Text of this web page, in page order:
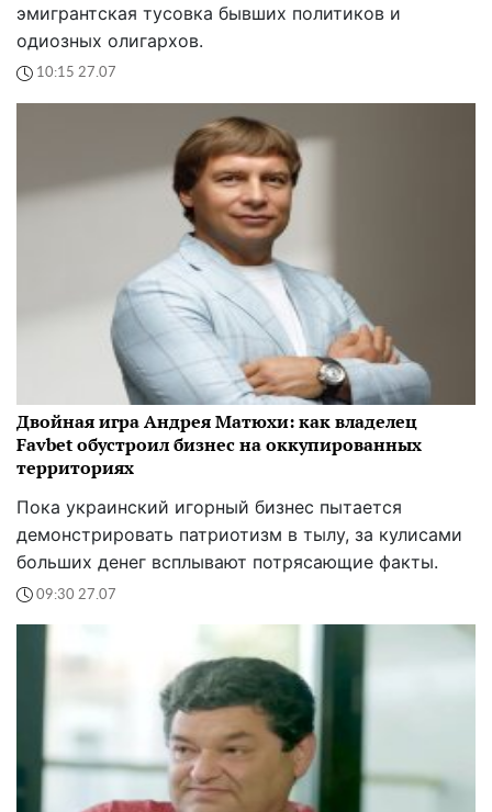
эмигрантская тусовка бывших политиков и
одиозных олигархов.
10:15 27.07
Двойная игра Андрея Матюхи: как владелец
Favbet обустроил бизнес на оккупированных
территориях
Пока украинский игорный бизнес пытается
демонстрировать патриотизм в тылу, за кулисами
больших денег всплывают потрясающие факты.
09:30 27.07